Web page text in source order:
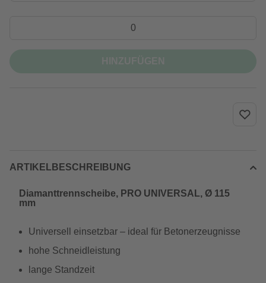
ARTIKELBESCHREIBUNG
Diamanttrennscheibe, PRO UNIVERSAL, Ø 115
mm
Universell einsetzbar – ideal für Betonerzeugnisse
hohe Schneidleistung
lange Standzeit